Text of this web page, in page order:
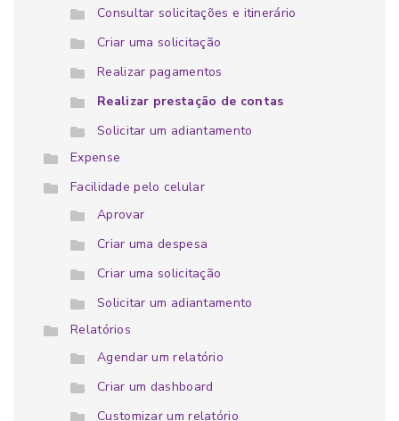
Consultar solicitações e itinerário
Criar uma solicitação
Realizar pagamentos
Realizar prestação de contas
Solicitar um adiantamento
Expense
Facilidade pelo celular
Aprovar
Criar uma despesa
Criar uma solicitação
Solicitar um adiantamento
Relatórios
Agendar um relatório
Criar um dashboard
Customizar um relatório